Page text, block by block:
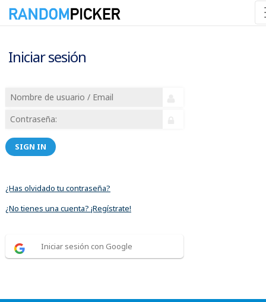
Iniciar sesión
SIGN IN
¿Has olvidado tu contraseña?
¿No tienes una cuenta? ¡Regístrate!
Iniciar sesión con Google